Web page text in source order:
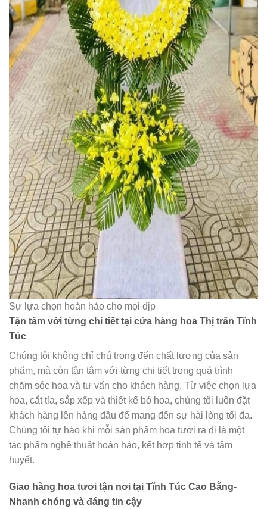
Sự lựa chọn hoàn hảo cho mọi dịp
Tận tâm với từng chi tiết tại cửa hàng hoa Thị trấn Tĩnh
Túc
Chúng tôi không chỉ chú trọng đến chất lượng của sản
phẩm, mà còn tận tâm với từng chi tiết trong quá trình
chăm sóc hoa và tư vấn cho khách hàng. Từ việc chọn lựa
hoa, cắt tỉa, sắp xếp và thiết kế bó hoa, chúng tôi luôn đặt
khách hàng lên hàng đầu để mang đến sự hài lòng tối đa.
Chúng tôi tự hào khi mỗi sản phẩm hoa tươi ra đi là một
tác phẩm nghệ thuật hoàn hảo, kết hợp tinh tế và tâm
huyết.
Giao hàng hoa tươi tận nơi tại Tĩnh Túc Cao Bằng-
Nhanh chóng và đáng tin cậy